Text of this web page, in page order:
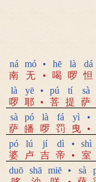
ná
南
mó
无
•
•
hē
喝
là
啰
dá
怛
là
啰
yē
耶
•
•
pú
菩
tí
提
sà
萨
sà
萨
pó
皤
là
啰
fá
罚
yì
曳
•
•
pó
婆
lú
卢
jí
吉
dì
帝
•
•
shì
室
duō shā
miē
•
sà